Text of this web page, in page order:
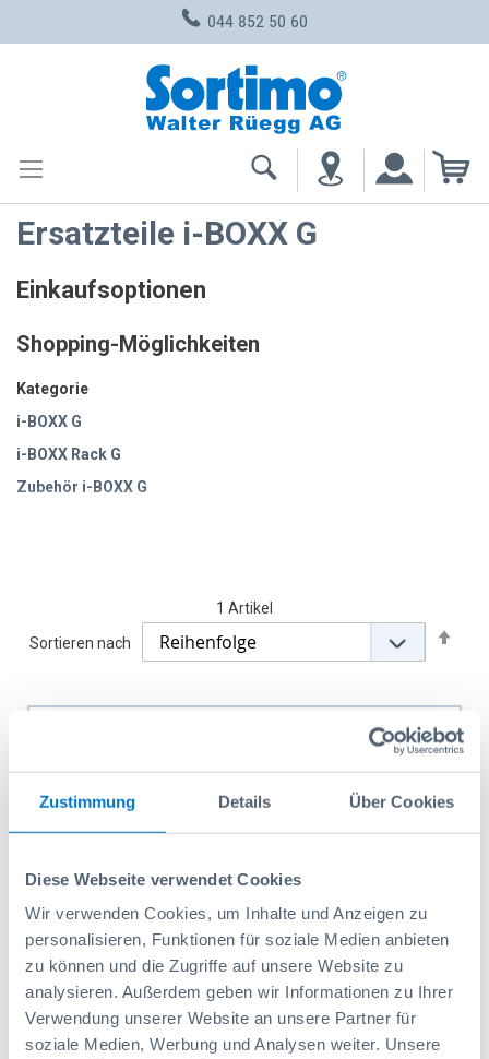
Zustimmung Details Über Cookies
Diese Webseite verwendet Cookies
Wir verwenden Cookies, um Inhalte und Anzeigen zu
personalisieren, Funktionen für soziale Medien anbieten
zu können und die Zugriffe auf unsere Website zu
analysieren. Außerdem geben wir Informationen zu Ihrer
Verwendung unserer Website an unsere Partner für
soziale Medien, Werbung und Analysen weiter. Unsere
044 852 50 60
Ersatzteile i-BOXX G
1 Artikel
Sortieren nach
ET Koppelhebel+Feder 1Stck Blue 2.0
Einkaufsoptionen
Shopping-Möglichkeiten
Kategorie
i-BOXX G
i-BOXX Rack G
Zubehör i-BOXX G